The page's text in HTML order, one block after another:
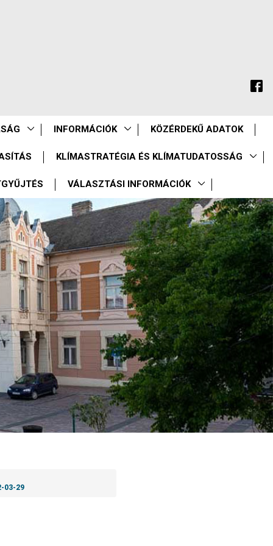
INFORMÁCIÓK KÖZÉRDEKŰ ADATOK
KLÍMASTRATÉGIA ÉS KLÍMATUDATOSSÁG
VÁLASZTÁSI INFORMÁCIÓK
03-29